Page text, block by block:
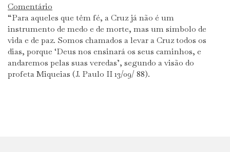
Comentário
“Para aqueles que têm fé, a Cruz já não é um
instrumento de medo e de morte, mas um símbolo de
vida e de paz. Somos chamados a levar a Cruz todos os
dias, porque ‘Deus nos ensinará os seus caminhos, e
andaremos pelas suas veredas’, segundo a visão do
profeta Miqueias (J. Paulo II 13/09/ 88).